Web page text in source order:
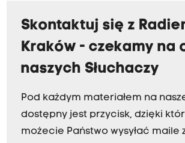
Skontaktuj się z
Kraków - czekamy na
naszych Słuchaczy
Pod każdym materiałem na
dostępny jest przycisk, dzięki
możecie Państwo wysyłać maile